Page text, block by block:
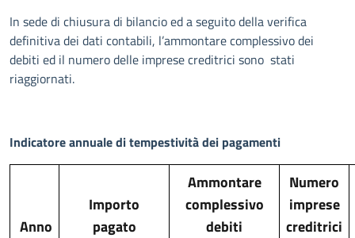
In sede di chiusura di bilancio ed a seguito della verifica
definitiva dei dati contabili, l’ammontare complessivo dei
debiti ed il numero delle imprese creditrici sono stati
riaggiornati.
Indicatore annuale di tempestività dei pagamenti
Anno
Importo
pagato
Ammontare
complessivo
debiti
Numero
imprese
creditrici